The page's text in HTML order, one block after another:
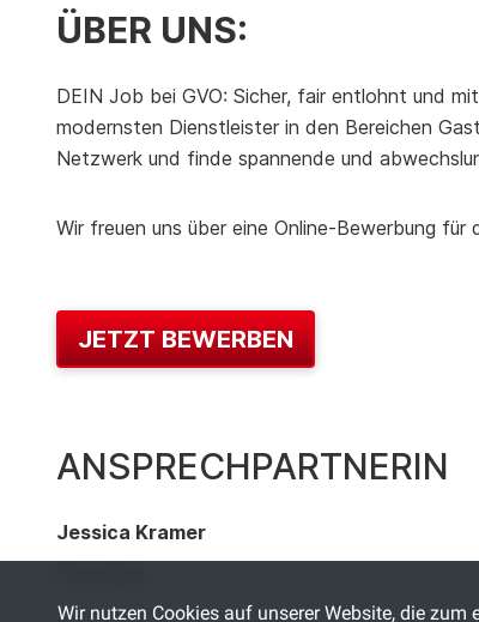
ÜBER UNS:
DEIN Job bei GVO: Sicher, fair entlohnt und
modernsten Dienstleister in den Bereichen
Netzwerk und finde spannende und
Wir freuen uns über eine Online-Bewerbung
JETZT BEWERBEN
ANSPRECHPARTNERIN
Jessica Kramer
Wir nutzen Cookies auf unserer Website, die